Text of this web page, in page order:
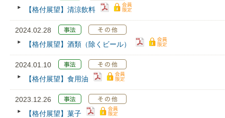
【格付展望】清涼飲料
2024.02.28
【格付展望】酒類（除くビール）
2024.01.10
【格付展望】食用油
2023.12.26
【格付展望】菓子